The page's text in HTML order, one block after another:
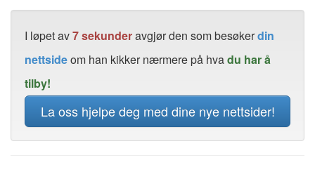
I løpet av7 sekunderavgjør den som besøkerdin
nettsideom han kikker nærmere på hvadu har å
tilby!
La oss hjelpe deg med dine nye nettsider!